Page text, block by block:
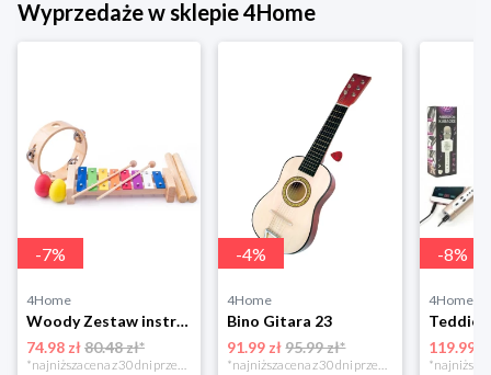
Wyprzedaże w sklepie 4Home
-7%
4Home
Woody Zestaw instrumentów muzycznych, 5 szt.
74.98 zł80.48 zł*
*najniższa cena z 30 dni przed obniżką
-4%
4Home
Bino Gitara 23
91.99 zł 95.99 zł*
*najniższa cena z 30 dni przed obniżką
-8%
4Home
119.99 zł